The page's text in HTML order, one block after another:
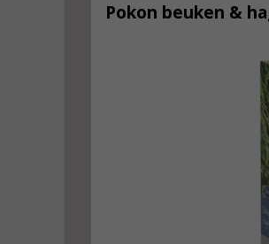
Pokon beuken &